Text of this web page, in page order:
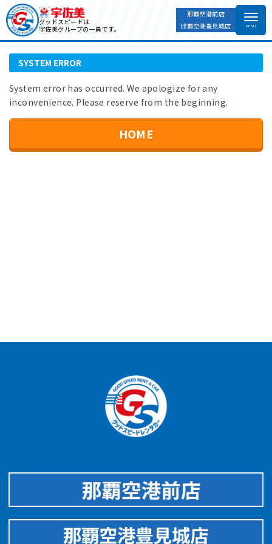
グッドスピードは
宇佐美グループの一員です。
那覇空港前店
那覇空港豊見城店
HOME SYSTEM ERROR
SYSTEM ERROR
System error has occurred. We apologize for any
inconvenience. Please reserve from the beginning.
HOME